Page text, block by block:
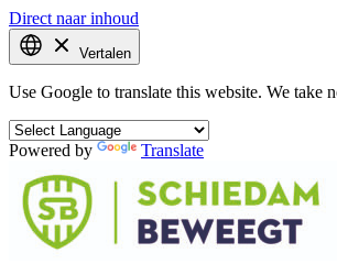
Direct naar inhoud
Vertalen
Use Google to translate this website. We take
Powered by Translate